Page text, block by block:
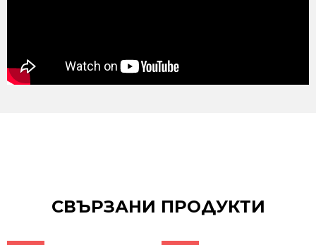
СВЪРЗАНИ ПРОДУКТИ